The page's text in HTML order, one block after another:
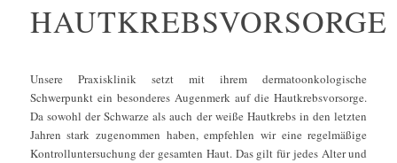
HAUTKREBSVORSORGE
Unsere Praxisklinik setzt mit ihrem dermatoonkologische
Schwerpunkt ein besonderes Augenmerk auf die Hautkrebsvorsorge.
Da sowohl der Schwarze als auch der weiße Hautkrebs in den letzten
Jahren stark zugenommen haben, empfehlen wir eine regelmäßige
Kontrolluntersuchung der gesamten Haut. Das gilt für jedes Alter und